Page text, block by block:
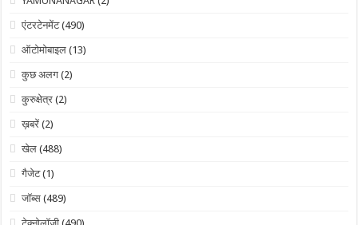
एंटरटेनमेंट(490)
ऑटोमोबाइल (13)
कुछ अलग (2)
कुरुक्षेत्र (2)
ख़बरें (2)
खेल (488)
गैजेट(1)
जॉब्स (489)